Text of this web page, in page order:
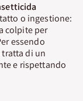
o ingestione:
colpite per
essendo
tratta di un
e rispettando